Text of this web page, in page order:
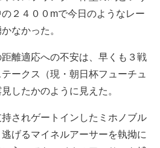
２４００mで今日のようなレー
なかった。
離適応への不安は、早くも３戦
ークス（現・朝日杯フューチュ
したかのように見えた。
されゲートインしたミホノブル
げるマイネルアーサーを執拗に